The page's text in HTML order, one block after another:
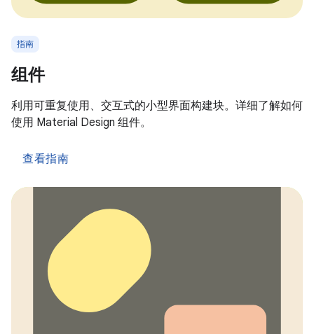
指南
组件
利用可重复使用、交互式的小型界面构建块。详细了解如何
使用 Material Design 组件。
查看指南